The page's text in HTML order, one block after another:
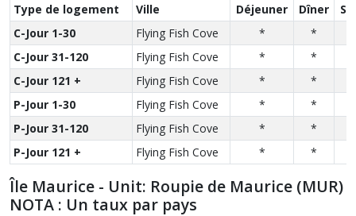
Type de logement Ville
Déjeuner
Dîner
C-Jour 1-30
Flying Fish Cove *
*
C-Jour 31-120
Flying Fish Cove *
*
C-Jour 121 +
Flying Fish Cove *
*
P-Jour 1-30
Flying Fish Cove *
*
P-Jour 31-120
Flying Fish Cove *
*
P-Jour 121 +
Flying Fish Cove * *
Île Maurice - Unit: Roupie de Maurice (MUR)
NOTA : Un taux par pays